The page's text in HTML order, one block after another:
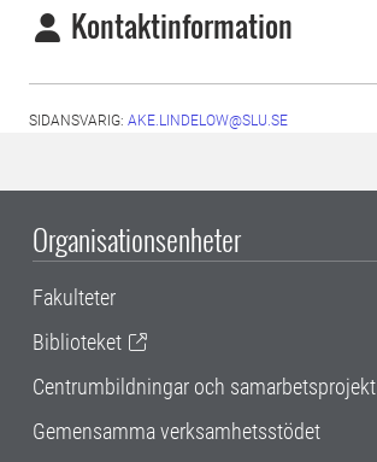
Kontaktinformation
SIDANSVARIG: AKE.LINDELOW@SLU.SE
Organisationsenheter
Fakulteter
Biblioteket
Centrumbildningar och samarbetsprojekt
Gemensamma verksamhetsstödet